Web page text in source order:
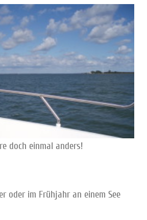
doch einmal anders!
oder im Frühjahr an einem See